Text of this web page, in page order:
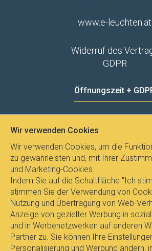
www.e-leuchten.at
Widerruf des
GDPR
Öffnungszeit +
Wir verwenden Cookies
Wir verwenden Cookies, um die
zu gewährleisten und, mit Ihrer
und Marketing-Cookies.
Indem Sie auf die Schaltfläche "Ich
stimmen Sie der Verwendung von
Nutzung und Übertragung von Web-
Anzeige von gezielter Werbung in
und in Werbenetzwerken auf anderen
Partner zu. Sie können Ihre
Personalisierung und Werbung ändern,